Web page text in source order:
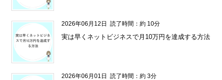
2026年06月12日 読了時間：約 10分
実は早くネットビジネスで月10万円を達成する方法
2026年06月01日 読了時間：約 3分